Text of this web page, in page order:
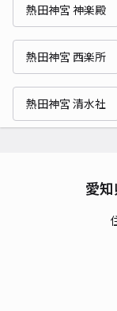
熱田神宮 神楽殿
熱田神宮 西楽所
熱田神宮 清水社
愛